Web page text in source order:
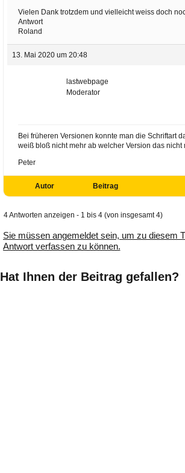
Vielen Dank trotzdem und vielleicht weiss doch
Antwort
Roland
13. Mai 2020 um 20:48
lastwebpage
Moderator
Bei früheren Versionen konnte man die Schriftart
weiß bloß nicht mehr ab welcher Version das nicht
Peter
Autor Beitrag
4 Antworten anzeigen - 1 bis 4 (von insgesamt 4)
Sie müssen angemeldet sein, um zu diesem
Antwort verfassen zu können.
Hat Ihnen der Beitrag gefallen?